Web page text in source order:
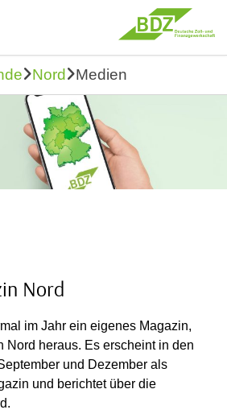
Nord Medien
Nord
im Jahr ein eigenes Magazin,
Nord heraus. Es erscheint in den
und Dezember als
und berichtet über die